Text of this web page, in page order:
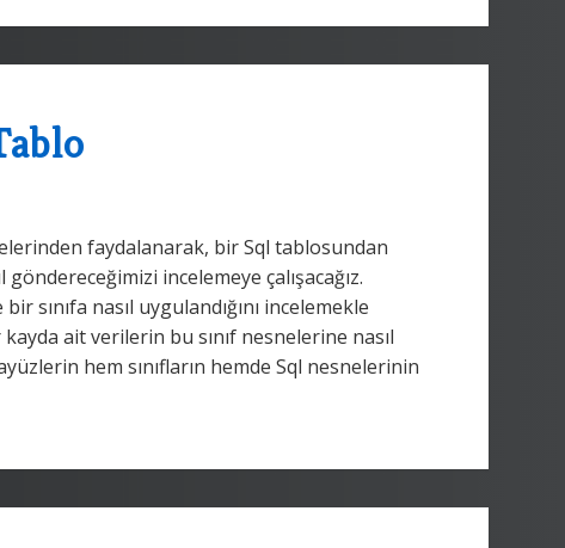
faydalanarak, bir Sql tablosundan
incelemeye çalışacağız.
sınıfa nasıl uygulandığını incelemekle
ait verilerin bu sınıf nesnelerine nasıl
hem sınıfların hemde Sql nesnelerinin